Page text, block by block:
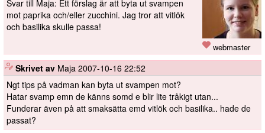
webmaster
Svar till Maja: Ett förslag är att byta ut svampen
mot paprika och/eller zucchini. Jag tror att vitlök
och basilika skulle passa!
Skrivet av Maja 2007-10-16 22:52
Ngt tips på vadman kan byta ut svampen mot?
Hatar svamp emn de känns somd e blir lite tråkigt utan...
Funderar även på att smaksätta emd vitlök och basilika.. hade de
passat?